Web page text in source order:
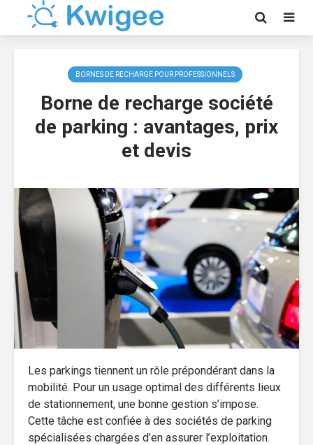
BORNES DE RECHARGE POUR PROFESSIONNELS
Borne de recharge société
de parking : avantages, prix
et devis
Les parkings tiennent un rôle prépondérant dans la
mobilité. Pour un usage optimal des différents lieux
de stationnement, une bonne gestion s’impose.
Cette tâche est confiée à des sociétés de parking
spécialisées chargées d’en assurer l’exploitation.